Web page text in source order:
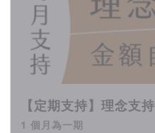
【定期支持】理念支持
1 個月為一期